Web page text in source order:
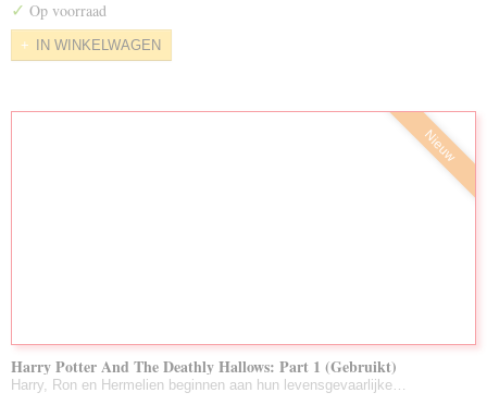
✓ Op voorraad
IN WINKELWAGEN
Nieuw
Harry Potter And The Deathly Hallows: Part 1 (Gebruikt)
Harry, Ron en Hermelien beginnen aan hun levensgevaarlijke…